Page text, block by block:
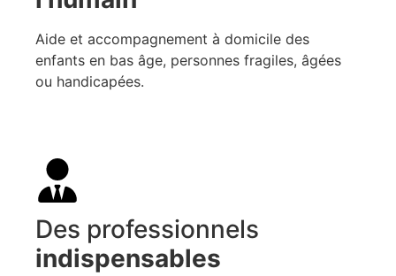
Aide et accompagnement à domicile des
enfants en bas âge, personnes fragiles, âgées
ou handicapées.
Des professionnels
indispensables